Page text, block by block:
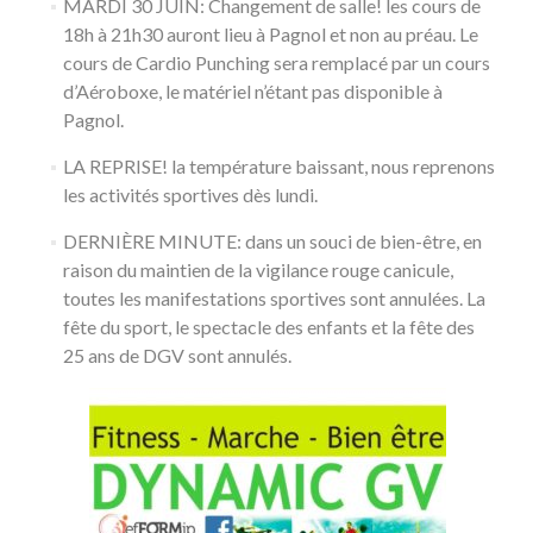
MARDI 30 JUIN: Changement de salle! les cours de
18h à 21h30 auront lieu à Pagnol et non au préau. Le
cours de Cardio Punching sera remplacé par un cours
d’Aéroboxe, le matériel n’étant pas disponible à
Pagnol.
LA REPRISE! la température baissant, nous reprenons
les activités sportives dès lundi.
DERNIÈRE MINUTE: dans un souci de bien-être, en
raison du maintien de la vigilance rouge canicule,
toutes les manifestations sportives sont annulées. La
fête du sport, le spectacle des enfants et la fête des
25 ans de DGV sont annulés.